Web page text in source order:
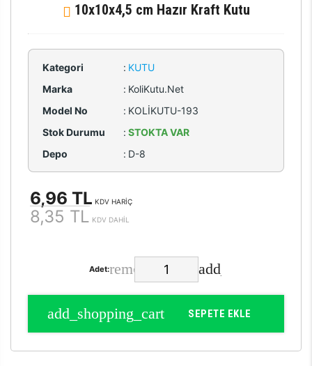
10x10x4,5 cm Hazır Kraft Kutu
Kategori : KUTU
Marka
: KoliKutu.Net
Model No
: KOLİKUTU-193
Stok Durumu
: STOKTA VAR
Depo
: D-8
6,96 TL KDV HARİÇ
8,35 TL KDV DAHİL
Adet:
SEPETE EKLE